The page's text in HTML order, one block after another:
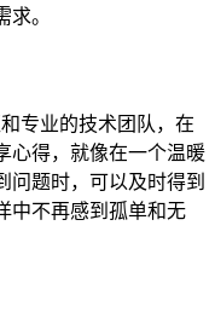
。
专业的技术团队，在
心得，就像在一个温暖
问题时，可以及时得到
中不再感到孤单和无